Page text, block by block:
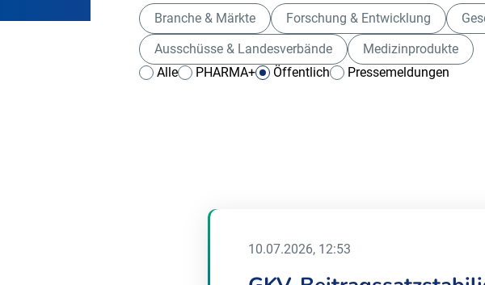
Branche & Märkte Forschung & Entwicklung
Ausschüsse & Landesverbände
Medizinprodukte
Alle
PHARMA+ Öffentlich Pressemeldungen
10.07.2026, 12:53